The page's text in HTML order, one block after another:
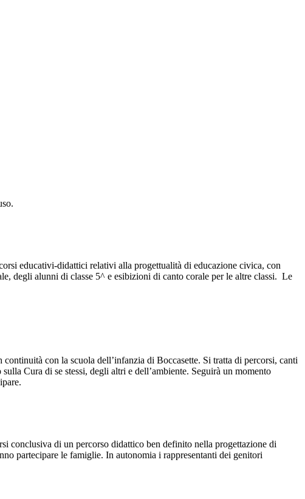
educativi-didattici relativi alla progettualità di educazione civica, con
degli alunni di classe 5^ e esibizioni di canto corale per le altre classi. Le
con la scuola dell’infanzia di Boccasette. Si tratta di percorsi, canti
Cura di se stessi, degli altri e dell’ambiente. Seguirà un momento
conclusiva di un percorso didattico ben definito nella progettazione di
partecipare le famiglie. In autonomia i rappresentanti dei genitori